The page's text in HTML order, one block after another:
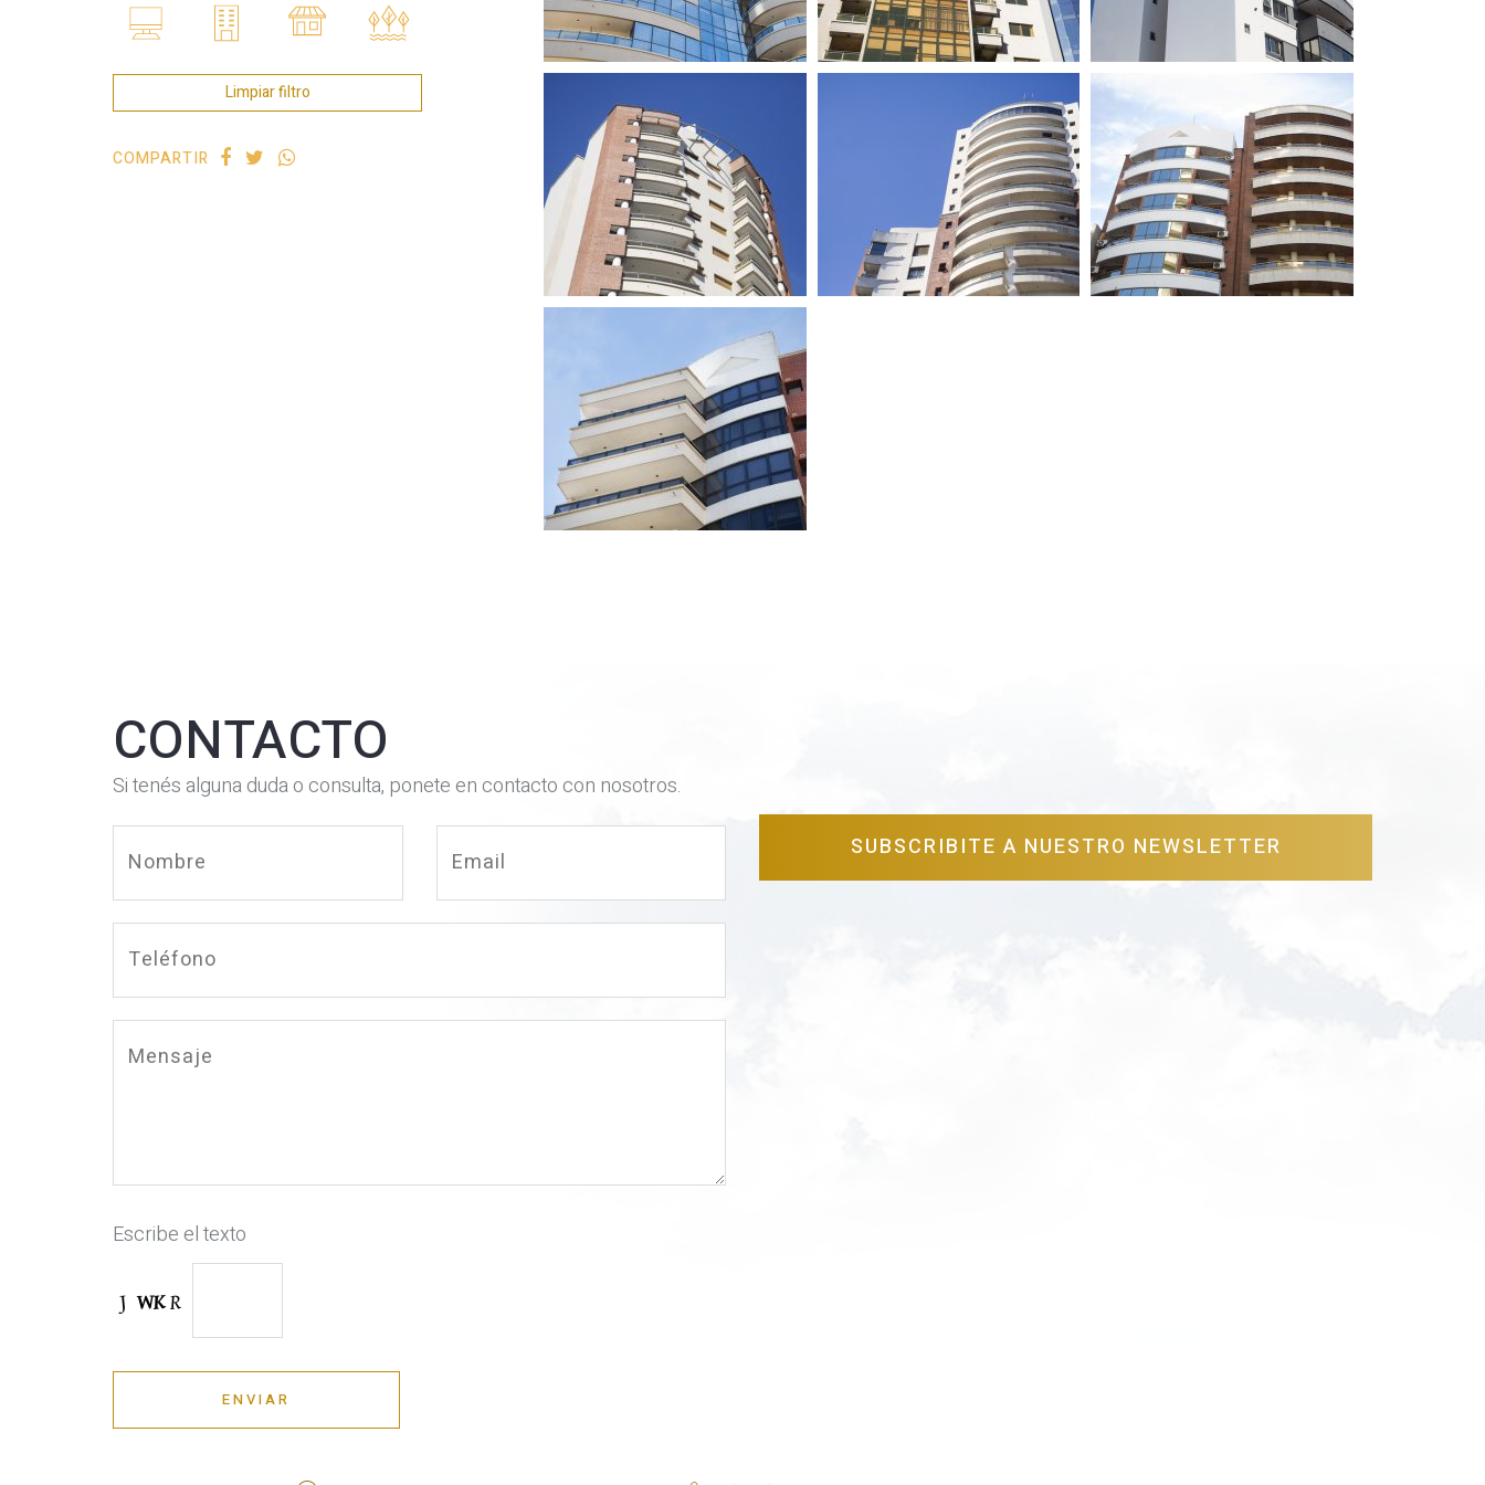
Limpiar filtro
COMPARTIR
LA PLATA
BUILDING 18
LA PLATA
BUILDING 17
LA PLATA
BUILDING 11
LA PLATA
BUILDING 24
CONTACTO
Si tenés alguna duda o consulta, ponete en contacto con nosotros.
Escribe el texto
SUBSCRIBITE A NUESTRO NEWSLETTER